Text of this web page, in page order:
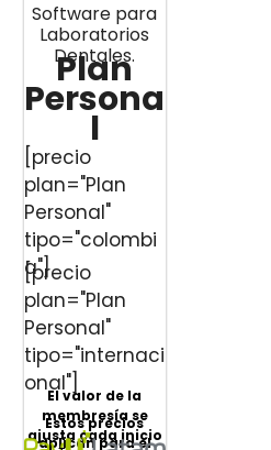
Software para
Laboratorios
Dentales.
Plan
Persona
l
[precio
plan="Plan
Personal"
tipo="colombi
a"]
[precio
plan="Plan
Personal"
tipo="internaci
onal"]El valor de la
membresía se
ajusta cada inicio
Estos precios
aplican para el